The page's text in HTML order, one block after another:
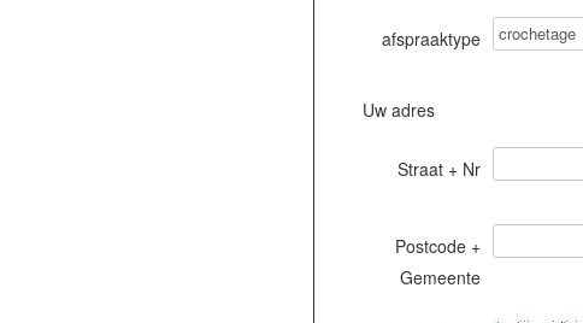
afspraaktype
Uw adres
Straat + Nr
Postcode +
Gemeente